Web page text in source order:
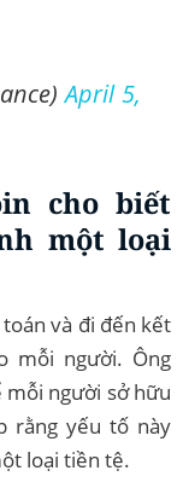
April 5,
cho biết
một loại
và đi đến kết
mỗi người. Ông
mỗi người sở hữu
rằng yếu tố này
loại tiền tệ.